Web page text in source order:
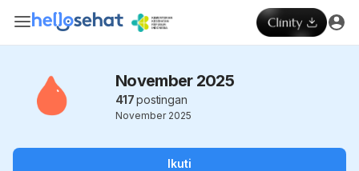
November 2025
417postingan
November 2025
Ikuti